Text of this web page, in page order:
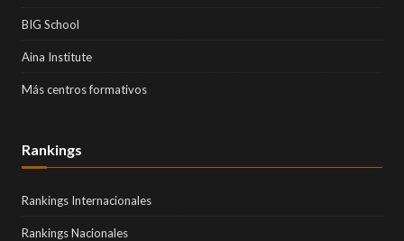
BIG School
Aina Institute
Más centros formativos
Rankings
Rankings Internacionales
Rankings Nacionales